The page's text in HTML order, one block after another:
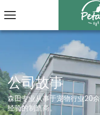
森田专业从事于宠物行业20
经验的制造商。